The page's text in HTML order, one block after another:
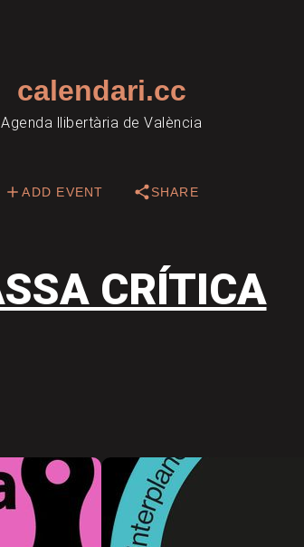
calendari.cc
Agenda llibertària de València
ADD EVENT SHARE
CRÍTICA